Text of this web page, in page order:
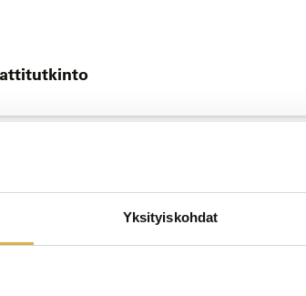
Yksityiskohdat